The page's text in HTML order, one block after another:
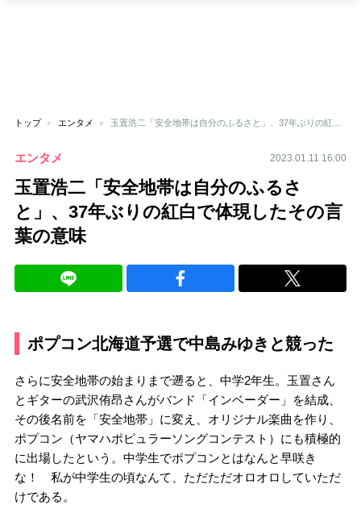
トップ エンタメ
エンタメ 2023.01.11 16:00
玉置浩二「安全地帯は自分のふるさ
と」、37年ぶりの紅白で体現したその言
葉の意味
ポプコン北海道予選で中島みゆきと競った
さらに安全地帯の始まりまで遡ると、中学2年生。玉置さん
とギターの武沢侑昂さんがバンド「インベーダー」を結成、
その後名前を「安全地帯」に変え、オリジナル楽曲を作り、
ポプコン（ヤマハポピュラーソングコンテスト）にも積極的
に出場したという。中学生でポプコンとはなんと早咲き
な！ 私が中学生の頃なんて、ただただオロオロしていただ
けである。